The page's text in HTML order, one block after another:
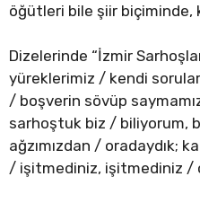
öğütleri bile şiir biçiminde,
Dizelerinde “İzmir
yüreklerimiz / kendi
/ boşverin sövüp
sarhoştuk biz / biliyorum,
ağzımızdan / oradaydık;
/ işitmediniz, işitmediniz /